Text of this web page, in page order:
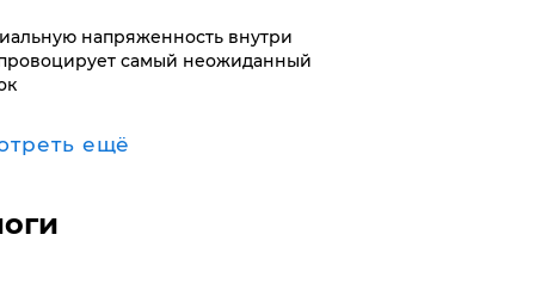
напряженность внутри
самый неожиданный
ещё